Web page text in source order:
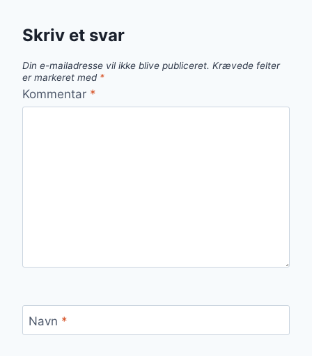
Skriv et svar
Din e-mailadresse vil ikke blive publiceret. Krævede felter
er markeret med *
Kommentar *
Navn *